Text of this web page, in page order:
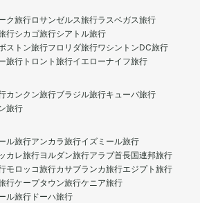
ク旅行ロサンゼルス旅行ラスベガス旅行
行シカゴ旅行シアトル旅行
ストン旅行フロリダ旅行ワシントンDC旅行
旅行 トロント旅行イエローナイフ旅行
カンクン旅行ブラジル旅行キューバ旅行
旅行
ル旅行アンカラ旅行イズミール旅行
カレ旅行ヨルダン旅行アラブ首長国連邦旅行
モロッコ旅行カサブランカ旅行エジプト旅行
行ケープタウン旅行ケニア旅行
ル旅行 ドーハ旅行